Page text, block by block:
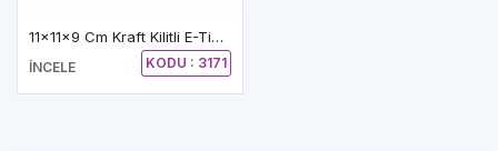
11x11x9 Cm Kraft Kilitli E-Ticaret Kutusu
İNCELE KODU : 3171